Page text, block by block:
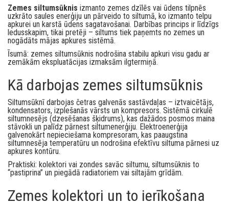
Zemes siltumsūknis izmanto zemes dzīlēs vai ūdens tilpnēs
uzkrāto saules enerģiju un pārveido to siltumā, ko izmanto telpu
apkurei un karstā ūdens sagatavošanai. Darbības princips ir līdzīgs
ledusskapim, tikai pretēji – siltums tiek paņemts no zemes un
nogādāts mājas apkures sistēmā.
Īsumā: zemes siltumsūknis nodrošina stabilu apkuri visu gadu ar
zemākām ekspluatācijas izmaksām ilgtermiņā.
Kā darbojas zemes siltumsūknis
Siltumsūknī darbojas četras galvenās sastāvdaļas – iztvaicētājs,
kondensators, izplešanās vārsts un kompresors. Sistēmā cirkulē
siltumnesējs (dzesēšanas šķidrums), kas dažādos posmos maina
stāvokli un palīdz pārnest siltumenerģiju. Elektroenerģija
galvenokārt nepieciešama kompresoram, kas paaugstina
siltumnesēja temperatūru un nodrošina efektīvu siltuma pārnesi uz
apkures kontūru.
Praktiski: kolektori vai zondes savāc siltumu, siltumsūknis to
“pastiprina” un piegādā radiatoriem vai siltajām grīdām.
Zemes kolektori un to ierīkošana